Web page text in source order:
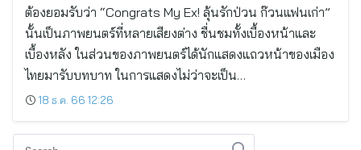
ต้องยอมรับว่า “Congrats My Ex! ลุ้นรักป่วน ก๊วนแฟนเก่า”
นั้นเป็นภาพยนตร์ที่หลายเสียงต่าง ชื่นชมทั้งเบื้องหน้าและ
เบื้องหลัง ในส่วนของภาพยนตร์ได้นักแสดงแถวหน้าของเมือง
ไทยมารับบทบาท ในการแสดงไม่ว่าจะเป็น…
18 ธ.ค. 66 12:26